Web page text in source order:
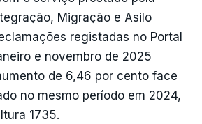
Migração e Asilo
registadas no Portal
e novembro de 2025
de 6,46 por cento face
no mesmo período em 2024,
1735.